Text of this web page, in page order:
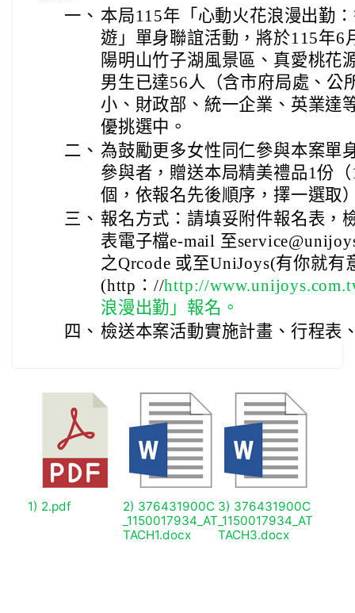
一、 本局115年「心動火花浪漫出勤
遊」單身聯誼活動，將於115年6
陽明山竹子湖風景區、真愛桃花
男生已達56人（含市府局處、公
小、財政部、統一企業、英業達
優挑選中。
二、 為鼓勵更多女性同仁參與本案單
參與者，贈送本局精美禮品1份
個，依報名先後順序，擇一選取
三、 報名方式：請填妥附件報名表，
表電子檔e-mail 至
之Qrcode 或至UniJoys(有你就
(http：//http://
浪漫出勤」報名。
四、 檢送本案活動實施計畫、行程表
1) 2.pdf
2) 376431900C
_1150017934_AT
TACH1.docx
3) 376431900C
_1150017934_AT
TACH3.docx